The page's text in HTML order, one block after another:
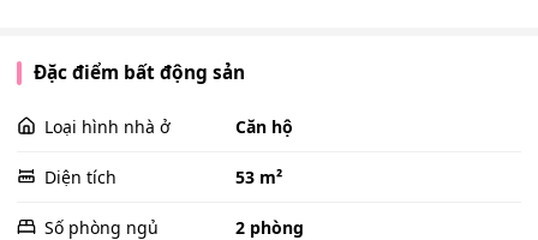
Đặc điểm bất động sản
Loại hình nhà ở Căn hộ
Diện tích 53 m²
Số phòng ngủ 2 phòng